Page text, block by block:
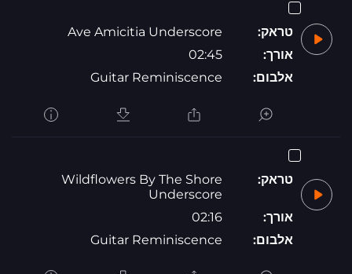
טראק:
Ave Amicitia Underscore
אורך:
02:45
אלבום:
Guitar Reminiscence
טראק:
Wildflowers By The Shore
Underscore
אורך:
02:16
אלבום:
Guitar Reminiscence